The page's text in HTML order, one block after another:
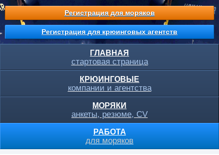
Регистрация для моряков
Регистрация для крюинговых агентств
ГЛАВНАЯ
стартовая страница
КРЮИНГОВЫЕ
компании и агентства
МОРЯКИ
анкеты, резюме, CV
РАБОТА
для моряков